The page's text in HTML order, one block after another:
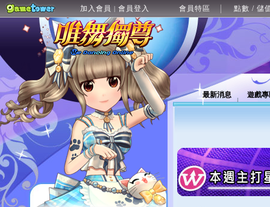
加入會員 | 會員登入 會員特區 點數 / 儲
最新消息 遊戲